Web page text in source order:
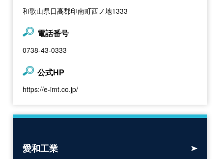
和歌山県日高郡印南町西ノ地1333
電話番号
0738-43-0333
公式HP
https://e-imt.co.jp/
愛和工業